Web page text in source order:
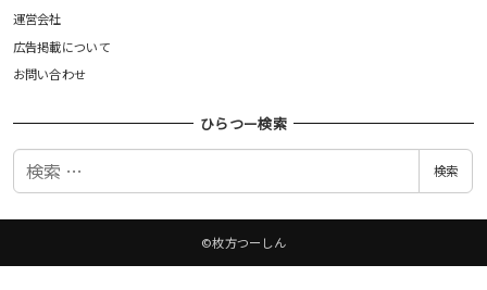
運営会社
広告掲載について
お問い合わせ
ひらつー検索
検
検索
©枚方つーしん